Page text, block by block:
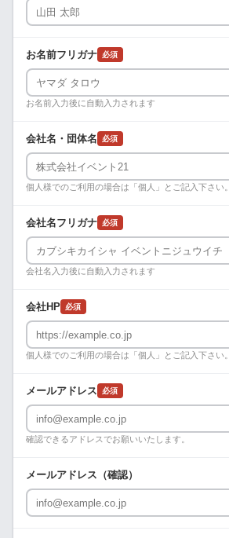
お名前フリガナ 必須
お名前入力後に自動入力されます
会社名・団体名 必須
個人様でのご利用の場合は「個人」とご記入下さい。
会社名フリガナ 必須
会社名入力後に自動入力されます
会社HP 必須
個人様でのご利用の場合は「個人」とご記入下さい。
メールアドレス 必須
確認できるアドレスでお願いいたします。
メールアドレス（確認）